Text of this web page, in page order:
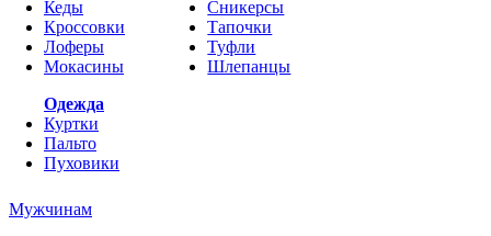
Кеды
Кроссовки
Лоферы
Мокасины
Сникерсы
Тапочки
Туфли
Шлепанцы
Одежда
Куртки
Пальто
Пуховики
Мужчинам